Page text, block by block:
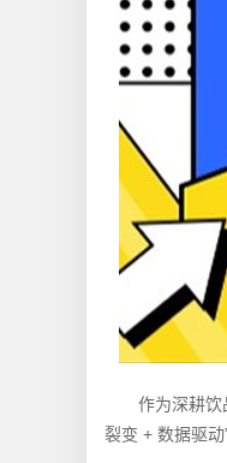
作为深耕饮品
裂变 + 数据驱动